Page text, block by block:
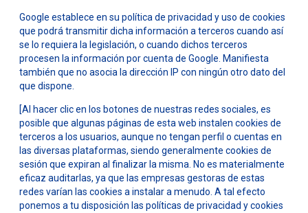
Google establece en su política de privacidad y uso de cookies
que podrá transmitir dicha información a terceros cuando así
se lo requiera la legislación, o cuando dichos terceros
procesen la información por cuenta de Google. Manifiesta
también que no asocia la dirección IP con ningún otro dato del
que dispone.
[Al hacer clic en los botones de nuestras redes sociales, es
posible que algunas páginas de esta web instalen cookies de
terceros a los usuarios, aunque no tengan perfil o cuentas en
las diversas plataformas, siendo generalmente cookies de
sesión que expiran al finalizar la misma. No es materialmente
eficaz auditarlas, ya que las empresas gestoras de estas
redes varían las cookies a instalar a menudo. A tal efecto
ponemos a tu disposición las políticas de privacidad y cookies